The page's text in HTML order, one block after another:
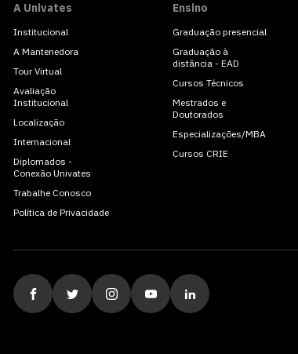
A Univates
Institucional
A Mantenedora
Tour Virtual
Avaliação
Institucional
Localização
Internacional
Diplomados -
Conexão Univates
Trabalhe Conosco
Política de Privacidade
Ensino
Graduação presencial
Graduação à
distância - EAD
Cursos Técnicos
Mestrados e
Doutorados
Especializações/MBA
Cursos CRIE